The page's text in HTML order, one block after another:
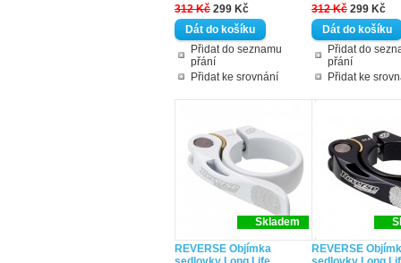
312 Kč 299 Kč
Přidat do seznamu
přání
Přidat ke srovnání
312 Kč 299 Kč
Přidat do
přání
Přidat ke
Skladem
REVERSE Objímka
REVERSE